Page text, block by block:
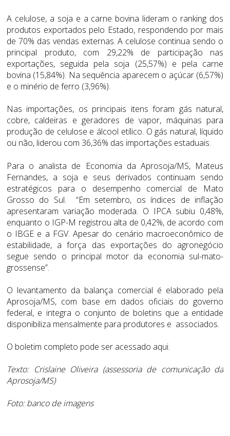
A celulose, a soja e a carne bovina lideram o ranking dos
produtos exportados pelo Estado, respondendo por mais
de 70% das vendas externas. A celulose continua sendo o
principal produto, com 29,22% de participação nas
exportações, seguida pela soja (25,57%) e pela carne
bovina (15,84%). Na sequência aparecem o açúcar (6,57%)
e o minério de ferro (3,96%).
Nas importações, os principais itens foram gás natural,
cobre, caldeiras e geradores de vapor, máquinas para
produção de celulose e álcool etílico. O gás natural, líquido
ou não, liderou com 36,36% das importações estaduais.
Para o analista de Economia da Aprosoja/MS, Mateus
Fernandes, a soja e seus derivados continuam sendo
estratégicos para o desempenho comercial de Mato
Grosso do Sul. “Em setembro, os índices de inflação
apresentaram variação moderada. O IPCA subiu 0,48%,
enquanto o IGP-M registrou alta de 0,42%, de acordo com
o IBGE e a FGV. Apesar do cenário macroeconômico de
estabilidade, a força das exportações do agronegócio
segue sendo o principal motor da economia sul-mato-
grossense”.
O levantamento da balança comercial é elaborado pela
Aprosoja/MS, com base em dados oficiais do governo
federal, e integra o conjunto de boletins que a entidade
disponibiliza mensalmente para produtores e associados.
O boletim completo pode ser acessado aqui.
Texto: Crislaine Oliveira (assessoria de comunicação da
Aprosoja/MS)
Foto: banco de imagens